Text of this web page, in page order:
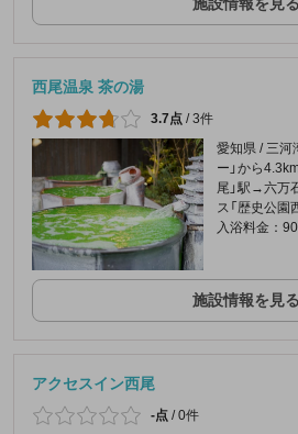
西尾温泉 茶の湯
3.7点 /3件
愛知県 / 三河
ー」から
尾」駅→六万
ス「歴史公園
入浴料金：
施設情報を見る
アクセスイン西尾
-点 /0件